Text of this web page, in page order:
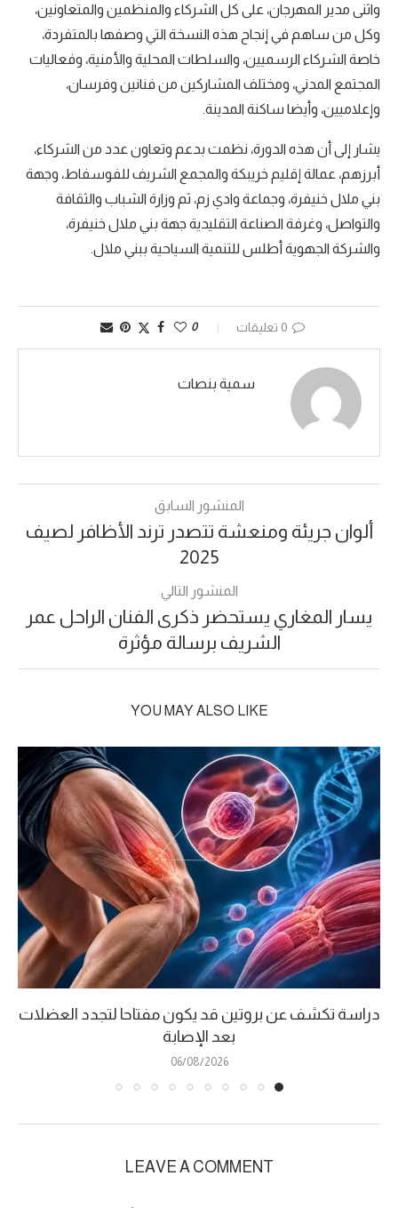
واثنى مدير المهرجان، على كل الشركاء والمنظمين والمتعاونين،
وكل من ساهم في إنجاح هذه النسخة التي وصفها بالمتفردة،
خاصة الشركاء الرسميين، والسلطات المحلية والأمنية، وفعاليات
المجتمع المدني، ومختلف المشاركين من فنانين وفرسان،
وإعلاميين، وأيضا ساكنة المدينة.
يشار إلى أن هذه الدورة، نظمت بدعم وتعاون عدد من الشركاء،
أبرزهم، عمالة إقليم خريبكة والمجمع الشريف للفوسفاط، وجهة
بني ملال خنيفرة، وجماعة وادي زم، ثم وزارة الشباب والثقافة
والتواصل، وغرفة الصناعة التقليدية جهة بني ملال خنيفرة،
والشركة الجهوية أطلس للتنمية السياحية ببني ملال.
0 تعليقات 0
سمية بنصات
المنشور السابق
ألوان جريئة ومنعشة تتصدر ترند الأظافر لصيف
2025
المنشور التالي
يسار المغاري يستحضر ذكرى الفنان الراحل عمر
الشريف برسالة مؤثرة
YOU MAY ALSO LIKE
دراسة تكشف عن بروتين قد يكون مفتاحا لتجدد العضلات
بعد الإصابة
06/08/2026
LEAVE A COMMENT